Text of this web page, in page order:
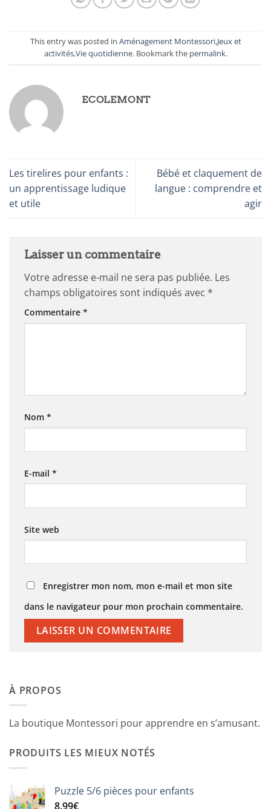
This entry was posted in Aménagement Montessori,Jeux et
activités,Vie quotidienne. Bookmark the permalink.
ECOLEMONT
Les tirelires pour enfants :
un apprentissage ludique
et utile
Bébé et claquement de
langue : comprendre et
agir
Laisser un commentaire
Votre adresse e-mail ne sera pas publiée. Les
champs obligatoires sont indiqués avec *
Commentaire *
Nom *
E-mail *
Site web
Enregistrer mon nom, mon e-mail et mon site
dans le navigateur pour mon prochain commentaire.
À PROPOS
La boutique Montessori pour apprendre en s’amusant.
PRODUITS LES MIEUX NOTÉS
Puzzle 5/6 pièces pour enfants
8.99€